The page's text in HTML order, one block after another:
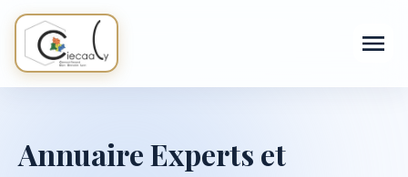
Annuaire Experts et